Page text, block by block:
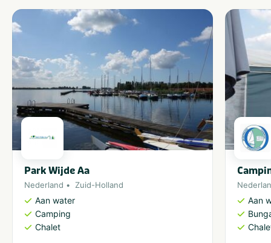
Park Wijde Aa
Nederland Zuid-Holland
Aan water
Camping
Chalet
Aan